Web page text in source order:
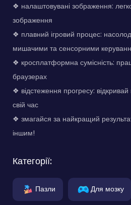
❖ налаштовувані зображення:
зображення
❖ плавний ігровий процес:
мишачими та сенсорними
❖ кросплатформна сумісність:
браузерах
❖ відстеження прогресу: відкривай
свій час
❖ змагайся за найкращий
іншим!
Категорії:
Пазли Для мозку